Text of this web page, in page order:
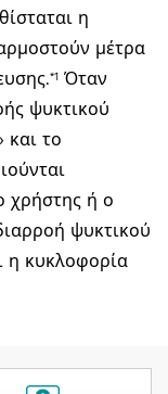
η
μέτρα
*1 Όταν
ψυκτικού
και το
χρήστης ή ο
ψυκτικού
η κυκλοφορία